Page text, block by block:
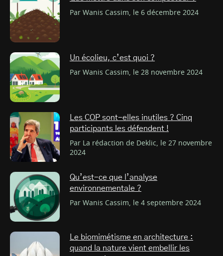
Par Wanis Cassim, le 6 décembre 2024
Un écolieu, c’est quoi ?
Par Wanis Cassim, le 28 novembre 2024
Les COP sont-elles inutiles ? Cinq
participants les défendent !
Par La rédaction de Deklic, le 27 novembre
2024
Qu’est-ce que l’analyse
environnementale ?
Par Wanis Cassim, le 4 septembre 2024
Le biomimétisme en architecture :
quand la nature vient embellir les